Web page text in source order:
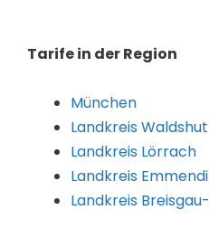
Tarife in der Region
München
Landkreis Waldshut
Landkreis Lörrach
Landkreis
Landkreis